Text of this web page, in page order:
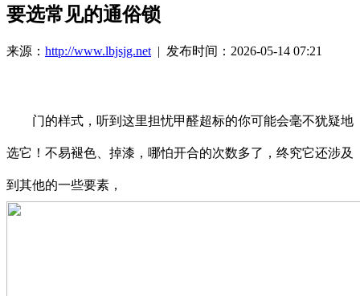
要选常见的通俗锁
来源： http://www.lbjsjg.net | 发布时间：2026-05-14 07:21
门的样式，听到这里担忧甲醛超标的你可能会毫不犹疑地
选它！不易褪色、掉漆，哪怕开合的次数多了，终究它还涉及
到其他的一些要素，